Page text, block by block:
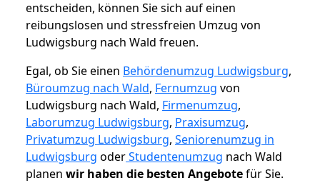
entscheiden, können Sie sich auf einen
reibungslosen und stressfreien Umzug von
Ludwigsburg nach Wald freuen.
Egal, ob Sie einen Behördenumzug Ludwigsburg,
Büroumzug nach Wald, Fernumzug von
Ludwigsburg nach Wald, Firmenumzug,
Laborumzug Ludwigsburg, Praxisumzug,
Privatumzug Ludwigsburg, Seniorenumzug in
Ludwigsburg oderStudentenumzug nach Wald
planen wir haben die besten Angebotefür Sie.